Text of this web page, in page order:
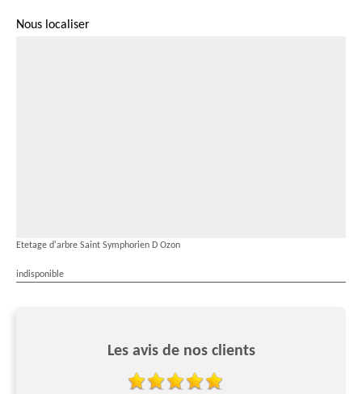
Nous localiser
Etetage d'arbre Saint Symphorien D Ozon
indisponible
Les avis de nos clients